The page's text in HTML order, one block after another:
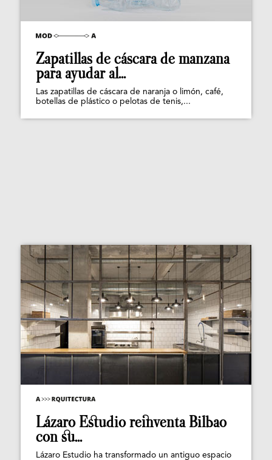
Zapatillas de cáscara de manzana
para ayudar al...
Las zapatillas de cáscara de naranja o limón, café,
botellas de plástico o pelotas de tenis,...
Lázaro Estudio reinventa Bilbao
con su...
Lázaro Estudio ha transformado un antiguo espacio